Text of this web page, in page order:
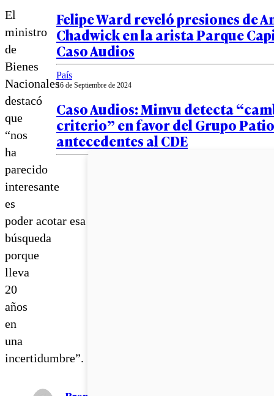
El
ministro
de
Bienes
Nacionales
destacó
que
“nos
ha
parecido
interesante
es
poder acotar esa
búsqueda
porque
lleva
20
años
en
una
incertidumbre”.
Felipe Ward reveló presiones de
Chadwick en la arista Parque
Caso Audios
País
16 de Septiembre de 2024
Caso Audios: Minvu detecta
criterio” en favor del Grupo
antecedentes al CDE